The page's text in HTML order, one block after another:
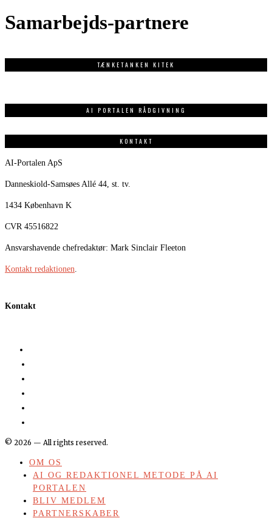
Samarbejds-partnere
TÆNKETANKEN KITEK
AI PORTALEN RÅDGIVNING
KONTAKT
AI-Portalen ApS
Danneskiold-Samsøes Allé 44, st. tv.
1434 København K
CVR 45516822
Ansvarshavende chefredaktør: Mark Sinclair Fleeton
Kontakt redaktionen.
Kontakt
© 2026 — All rights reserved.
OM OS
AI OG REDAKTIONEL METODE PÅ AI
PORTALEN
BLIV MEDLEM
PARTNERSKABER